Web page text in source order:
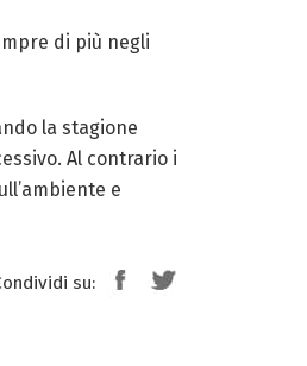
di più negli
la stagione
Al contrario i
e
su: